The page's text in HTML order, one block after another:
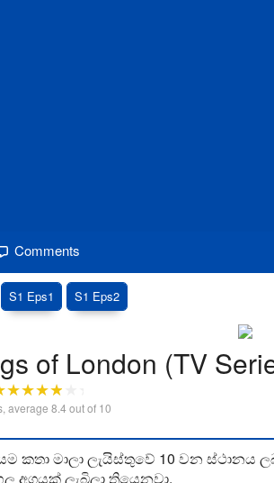
Comments
S1 Eps1 S1 Eps2
of London (TV
average 8.4 out of 10
කතා මාලා ලැයිස්තුවේ 10 වන ස්ථානය
අගයක් ලැබිලා තියෙනවා.